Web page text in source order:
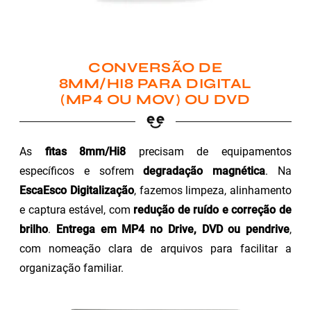
CONVERSÃO DE
8MM/HI8 PARA DIGITAL
(MP4 OU MOV) OU DVD
As fitas 8mm/Hi8 precisam de equipamentos
específicos e sofremdegradação magnética. Na
EscaEsco Digitalização, fazemos limpeza, alinhamento
e captura estável, com redução de ruído e correção de
brilho. Entrega em MP4 no Drive, DVD ou pendrive,
com nomeação clara de arquivos para facilitar a
organização familiar.